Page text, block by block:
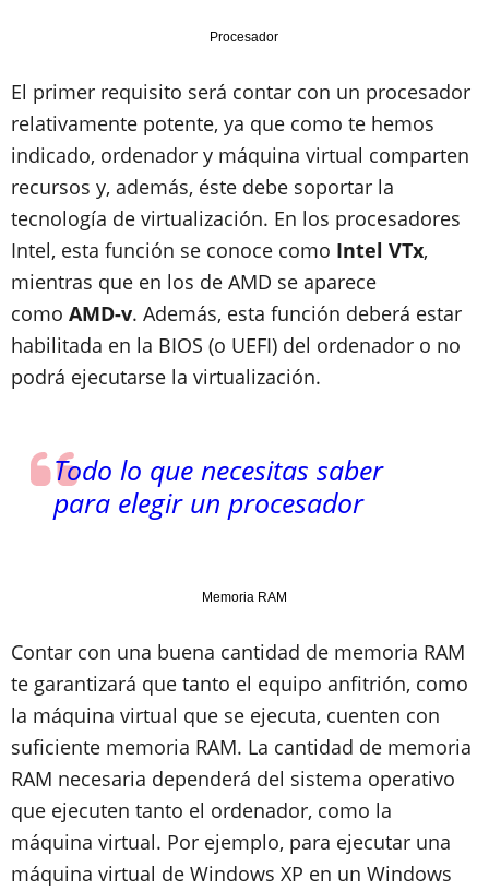
Procesador
El primer requisito será contar con un procesador
relativamente potente, ya que como te hemos
indicado, ordenador y máquina virtual comparten
recursos y, además, éste debe soportar la
tecnología de virtualización. En los procesadores
Intel, esta función se conoce como Intel VTx,
mientras que en los de AMD se aparece
como AMD-v. Además, esta función deberá estar
habilitada en la BIOS (o UEFI) del ordenador o no
podrá ejecutarse la virtualización.
Todo lo que necesitas saber
para elegir un procesador
Memoria RAM
Contar con una buena cantidad de memoria RAM
te garantizará que tanto el equipo anfitrión, como
la máquina virtual que se ejecuta, cuenten con
suficiente memoria RAM. La cantidad de memoria
RAM necesaria dependerá del sistema operativo
que ejecuten tanto el ordenador, como la
máquina virtual. Por ejemplo, para ejecutar una
máquina virtual de Windows XP en un Windows